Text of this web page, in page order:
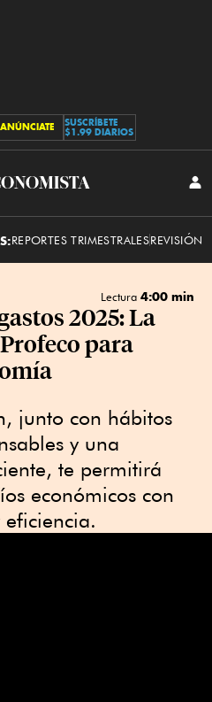
ANÚNCIATE
SUSCRÍBETE
$1.99 DIARIOS
El
REPORTES TRIMESTRALESREVISIÓN
Lectura 4:00 min
2025: La
para
junto con hábitos
y una
te permitirá
económicos con